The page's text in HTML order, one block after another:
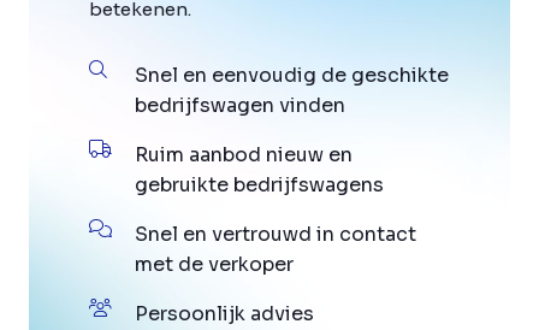
betekenen.
Snel en eenvoudig de geschikte
bedrijfswagen vinden
Ruim aanbod nieuw en
gebruikte bedrijfswagens
Snel en vertrouwd in contact
met de verkoper
Persoonlijk advies